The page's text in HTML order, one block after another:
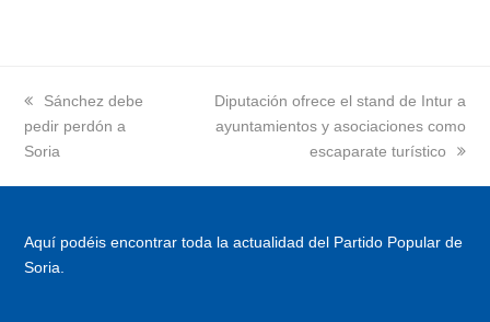
previous
post:
Sánchez debe
pedir perdón a
Soria
next
post:
Diputación ofrece el stand de Intur a
ayuntamientos y asociaciones como
escaparate turístico
Aquí podéis encontrar toda la actualidad del Partido Popular de
Soria.